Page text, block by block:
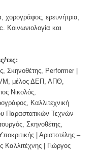
χορογράφος, ερευνήτρια,
Κοινωνιολογία και
τες:
Performer |
μέλος ΔΕΠ, ΑΠΘ,
Νικολός,
Καλλιτεχνική
Παραστατικών Τεχνών
Σκηνοθέτης,
| Αριστοτέλης –
Καλλιτέχνης | Γιώργος